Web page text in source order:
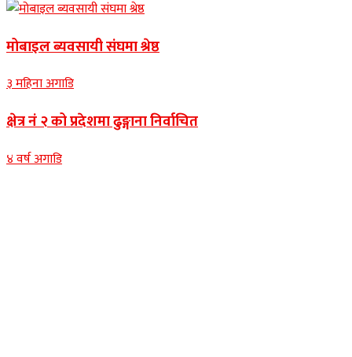
मोबाइल ब्यवसायी संघमा श्रेष्ठ
३ महिना अगाडि
क्षेत्र नं २ को प्रदेशमा ढुङ्गाना निर्वाचित
४ वर्ष अगाडि